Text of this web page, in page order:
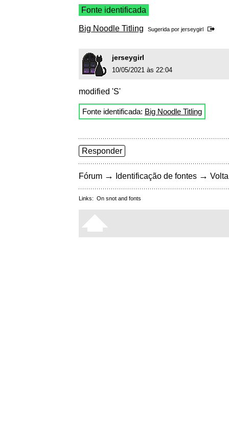
Fonte identificada
Big Noodle Titling Sugerida por jerseygirl
jerseygirl
10/05/2021 às 22:04
modified 'S'
Fonte identificada: Big Noodle Titling
Responder
Fórum → Identificação de fontes →
Links: On snot and fonts